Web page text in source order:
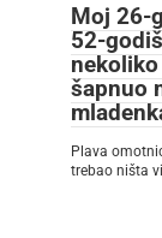
Moj 26-
52-
šapnuo
Plava
trebao ništa